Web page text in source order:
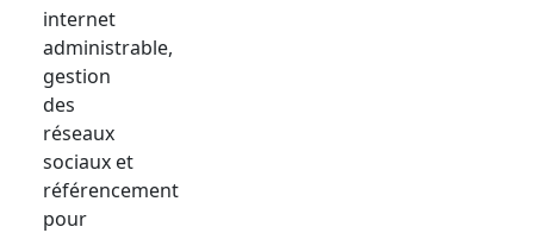
internet
administrable,
gestion
des
réseaux
sociaux et
référencement
pour